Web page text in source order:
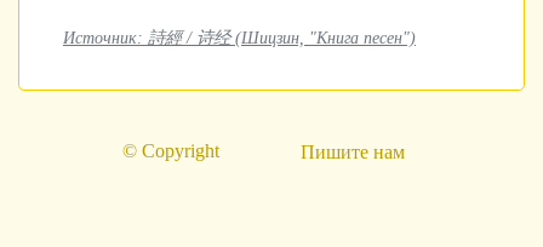
Источник: 詩經 / 诗经 (Шицзин, "Книга песен")
© Copyright Пишите нам